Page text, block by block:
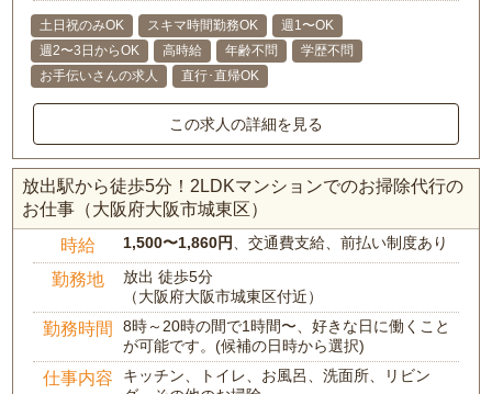
土日祝のみOK スキマ時間勤務OK
週1〜OK
週2〜3日からOK
高時給 年齢不問
学歴不問
お手伝いさんの求人
直行･直帰OK
この求人の詳細を見る
放出駅から徒歩5分！2LDKマンションでのお掃除代行の
お仕事（大阪府大阪市城東区）
時給 1,500〜1,860円 、交通費支給、前払い制度あり
勤務地
放出 徒歩5分
（大阪府大阪市城東区付近）
勤務時間
8時～20時の間で1時間〜、好きな日に働くこと
が可能です。(候補の日時から選択)
仕事内容
キッチン、トイレ、お風呂、洗面所、リビン